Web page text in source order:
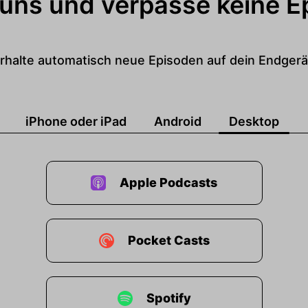
automatisch neue Episoden auf dein
iPhone oder iPad Android Desktop
Apple Podcasts
Pocket Casts
Spotify